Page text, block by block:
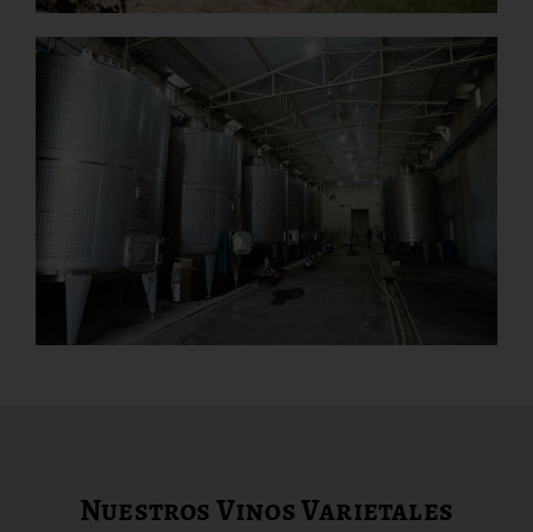
Nuestros Vinos Varietales